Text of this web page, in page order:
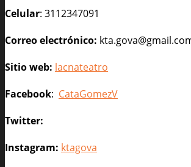
Celular: 3112347091
Correo electrónico:
Sitio web: lacnateatro
Facebook: CataGomezV
Twitter:
Instagram: ktagova